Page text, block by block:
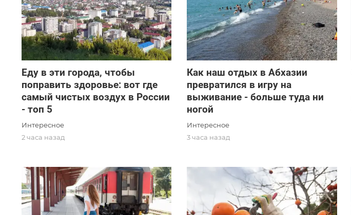
Еду в эти города, чтобы
поправить здоровье: вот где
самый чистых воздух в России
- топ 5
Интересное
2 часа назад
Как наш отдых в Абхазии
превратился в игру на
выживание - больше туда ни
ногой
Интересное
3 часа назад